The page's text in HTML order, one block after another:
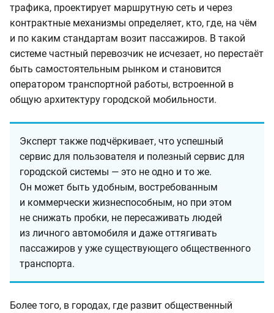
трафика, проектирует маршрутную сеть и через
контрактные механизмы определяет, кто, где, на чём
и по каким стандартам возит пассажиров. В такой
системе частный перевозчик не исчезает, но перестаёт
быть самостоятельным рынком и становится
оператором транспортной работы, встроенной в
общую архитектуру городской мобильности.
Эксперт также подчёркивает, что успешный
сервис для пользователя и полезный сервис для
городской системы — это не одно и то же.
Он может быть удобным, востребованным
и коммерчески жизнеспособным, но при этом
не снижать пробки, не пересаживать людей
из личного автомобиля и даже оттягивать
пассажиров у уже существующего общественного
транспорта.
Более того, в городах, где развит общественный